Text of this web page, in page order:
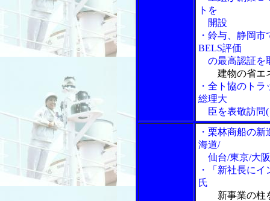
トを
開設
・鈴与、静岡
BELS評価
の最高認証を
建物の省エ
・全ト協のト
総理大
臣を表敬訪問(
・栗林商船の
海道/
仙台/東京/大
・「新社長に
氏
新事業の柱